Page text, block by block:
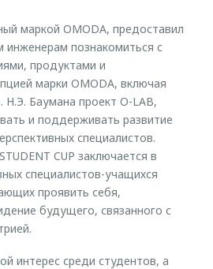
маркой OMODA, предоставил
познакомиться c
продуктами и
марки OMODA, включая
Баумана проект O-LAB,
и поддерживать развитие
специалистов.
CUP заключается в
специалистов-учащихся
проявить себя,
будущего, связанного с
интерес среди студентов, а